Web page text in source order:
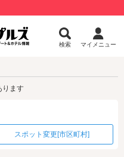
検索 マイメニュー
ります
スポット変更[市区町村]